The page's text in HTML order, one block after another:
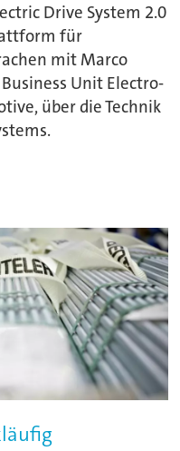
Drive System 2.0
für
mit Marco
Unit Electro-
über die Technik